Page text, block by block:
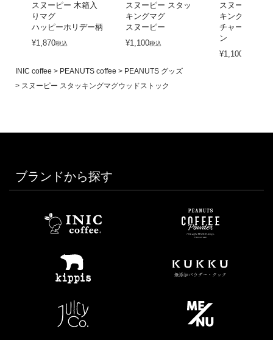
スヌーピー 木箱入
りマグ
ハッピーホリデー柄
¥1,870税込
スヌーピー スタッ
キングマグ
スヌーピー
¥1,100税込
スヌーピー ス
キングマグ
チャーリー・
ン
¥1,100
INIC coffee PEANUTS coffee
PEANUTS グッズ
スヌーピー スタッキングマグウッドストック
ブランドから探す